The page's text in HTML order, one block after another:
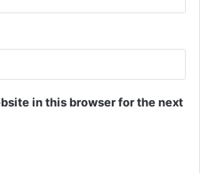
in this browser for the next